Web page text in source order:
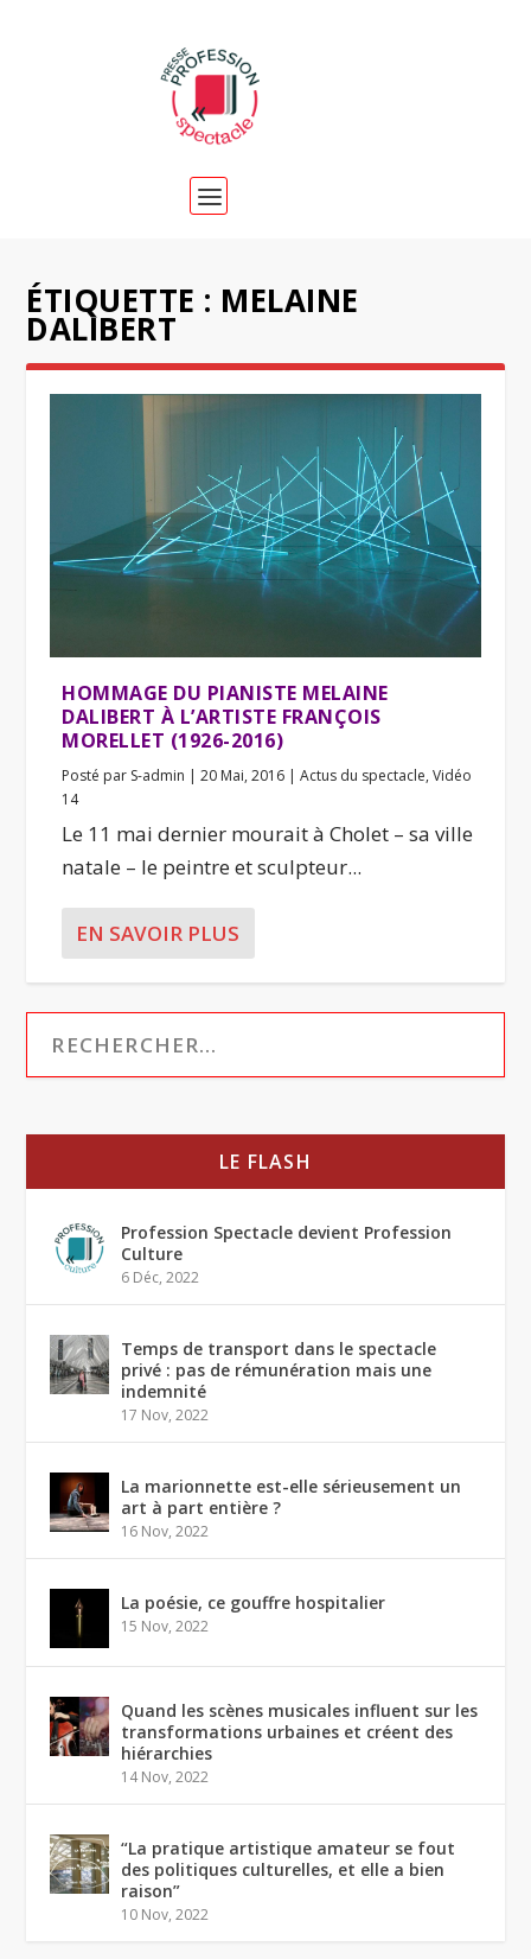
ÉTIQUETTE : MELAINE
DALIBERT
HOMMAGE DU PIANISTE MELAINE
DALIBERT À L’ARTISTE FRANÇOIS
MORELLET (1926-2016)
Posté par S-admin |20 Mai, 2016 |Actus du spectacle,Vidéo
14
Le 11 mai dernier mourait à Cholet – sa ville
natale – le peintre et sculpteur...
EN SAVOIR PLUS
LE FLASH
Profession Spectacle devient Profession
Culture
6 Déc, 2022
Temps de transport dans le spectacle
privé : pas de rémunération mais une
indemnité
17 Nov, 2022
La marionnette est-elle sérieusement un
art à part entière ?
16 Nov, 2022
La poésie, ce gouffre hospitalier
15 Nov, 2022
Quand les scènes musicales influent sur les
transformations urbaines et créent des
hiérarchies
14 Nov, 2022
“La pratique artistique amateur se fout
des politiques culturelles, et elle a bien
raison”
10 Nov, 2022